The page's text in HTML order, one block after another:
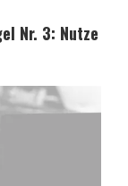
Nr. 3: Nutze